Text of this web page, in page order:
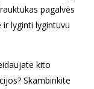
pagalvės
lyginti lygintuvu
kito
Skambinkite